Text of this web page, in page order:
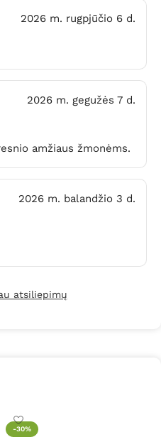
2026 m. rugpjūčio 6 d.
2026 m. gegužės 7 d.
amžiaus žmonėms.
2026 m. balandžio 3 d.
atsiliepimų
-30%